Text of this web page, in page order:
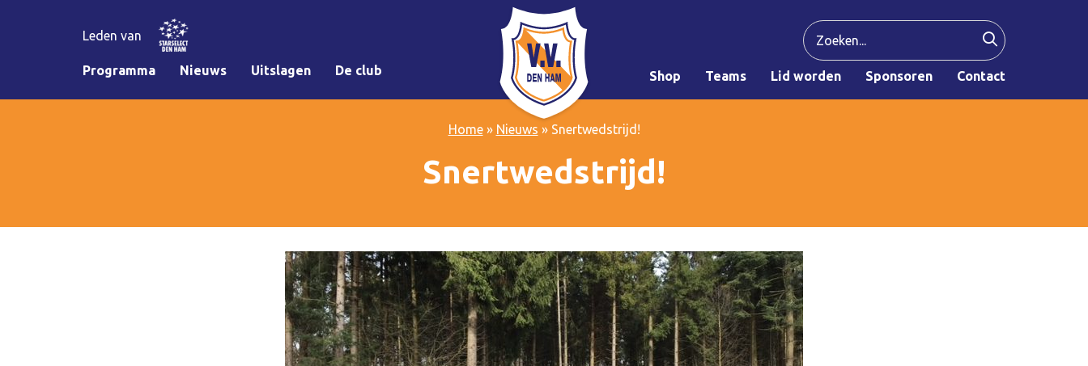
Leden van
Programma Nieuws Uitslagen De club Shop Teams Lid worden Sponsoren Contact
Home» Nieuws » Snertwedstrijd!
Snertwedstrijd!